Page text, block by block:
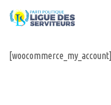
[woocommerce_my_account]